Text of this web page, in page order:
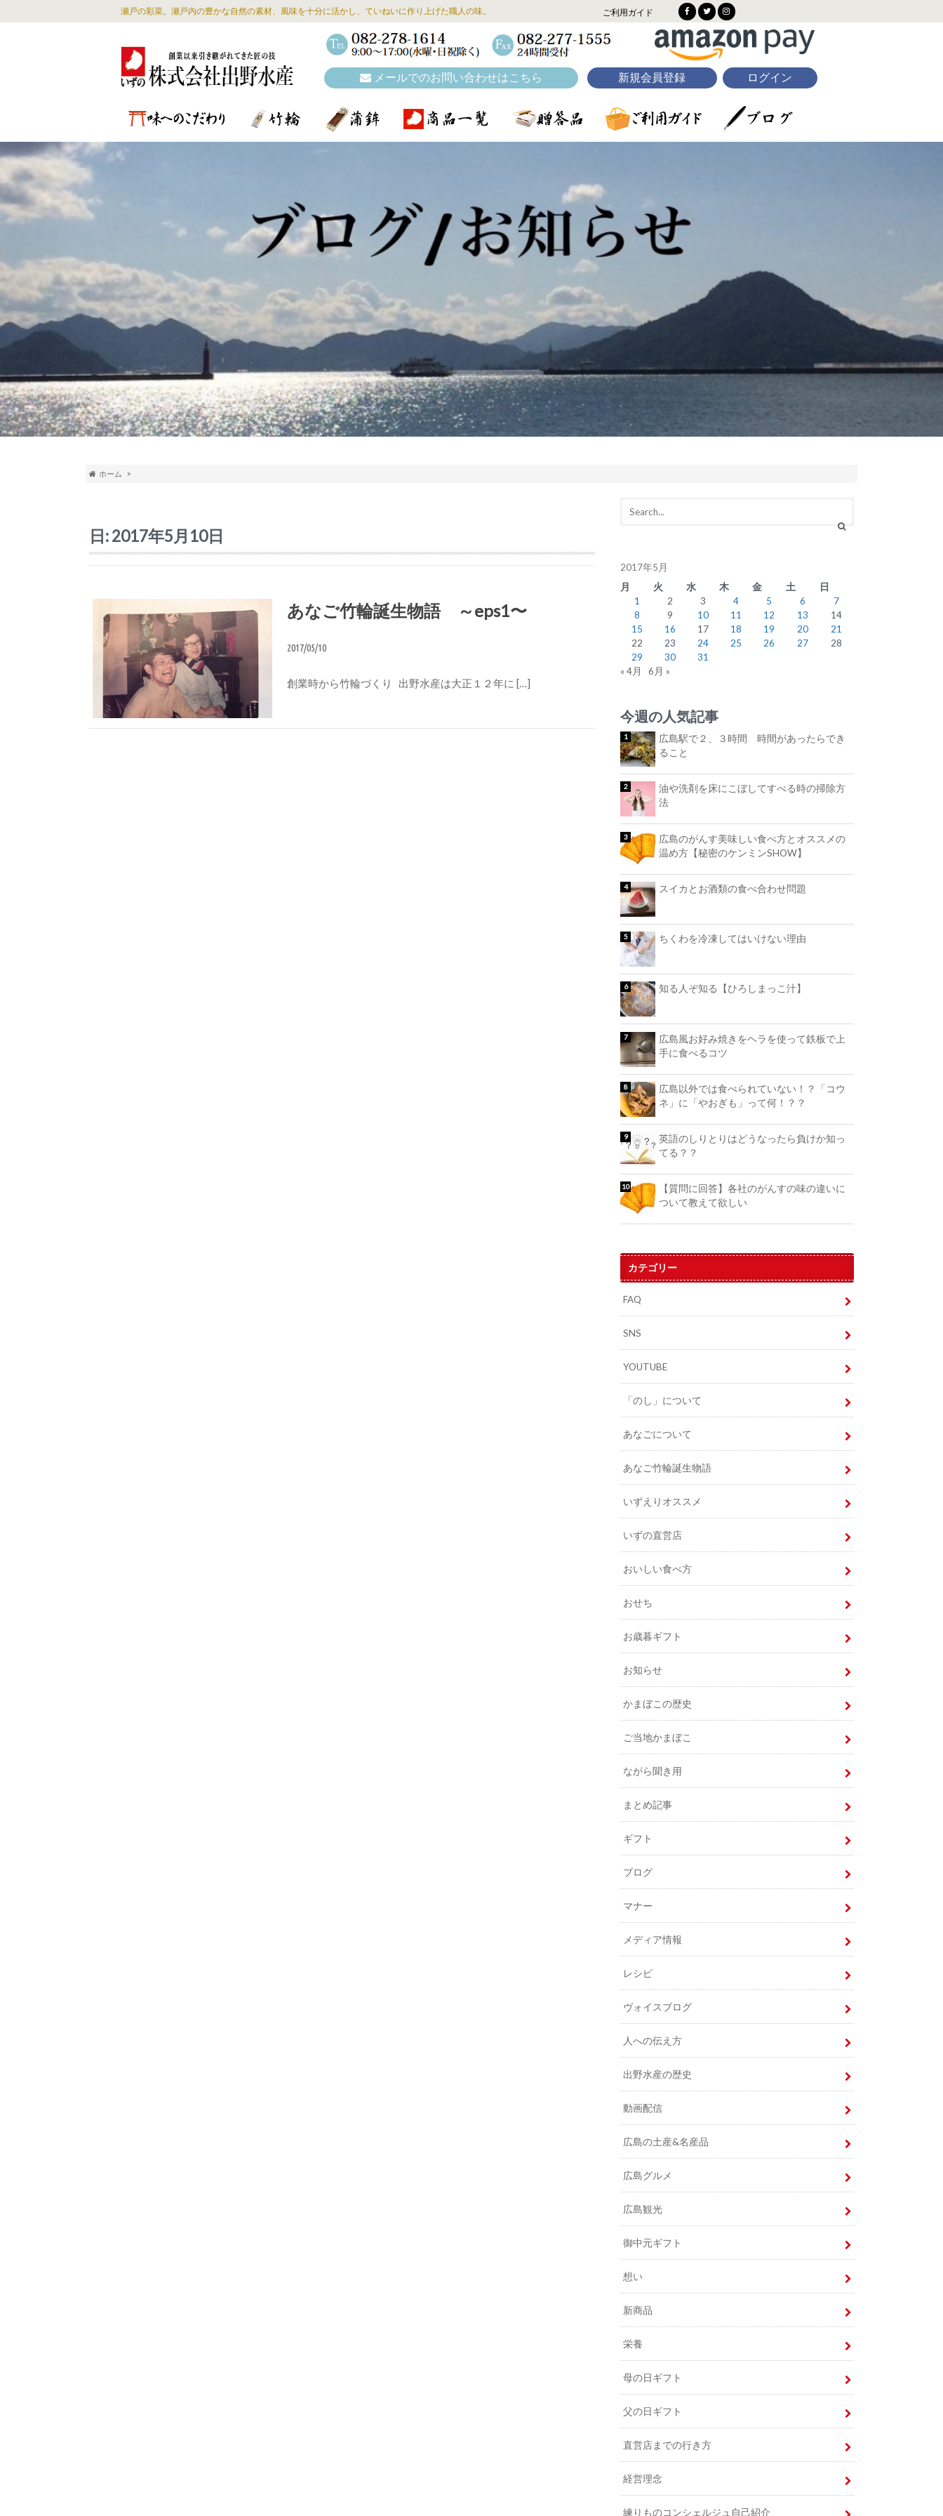
瀬戸の彩菜。瀬戸内の豊かな自然の素材、風味を十分に活かし、ていねいに作り上げた職人の味。 ご利用ガイド
メールでのお問い合わせはこちら 新規会員登録 ログイン
ホーム
日:2017年5月10日
あなご竹輪誕生物語 ～eps1〜
2017/05/10
創業時から竹輪づくり 出野水産は大正１２年に […]
2017年5月
月
火 水 木 金 土
日
1
2 3 4 5 6
7
8
9 10 11 12 13
14
15
16 17 18 19 20
21
22
23 24 25 26 27
28
29
30
31
« 4月
6月 »
今週の人気記事
広島駅で２、３時間 時間があったらでき
ること
油や洗剤を床にこぼしてすべる時の掃除方
法
広島のがんす美味しい食べ方とオススメの
温め方【秘密のケンミンSHOW】
スイカとお酒類の食べ合わせ問題
ちくわを冷凍してはいけない理由
知る人ぞ知る【ひろしまっこ汁】
広島風お好み焼きをヘラを使って鉄板で上
手に食べるコツ
広島以外では食べられていない！？「コウ
ネ」に「やおぎも」って何！？？
英語のしりとりはどうなったら負けか知っ
てる？？
【質問に回答】各社のがんすの味の違いに
ついて教えて欲しい
カテゴリー
FAQ
SNS
YOUTUBE
「のし」について
あなごについて
あなご竹輪誕生物語
いずえりオススメ
いずの直営店
おいしい食べ方
おせち
お歳暮ギフト
お知らせ
かまぼこの歴史
ご当地かまぼこ
ながら聞き用
まとめ記事
ギフト
ブログ
マナー
メディア情報
レシピ
ヴォイスブログ
人への伝え方
出野水産の歴史
動画配信
広島の土産&名産品
広島グルメ
広島観光
御中元ギフト
想い
新商品
栄養
母の日ギフト
父の日ギフト
直営店までの行き方
経営理念
練りものコンシェルジュ自己紹介